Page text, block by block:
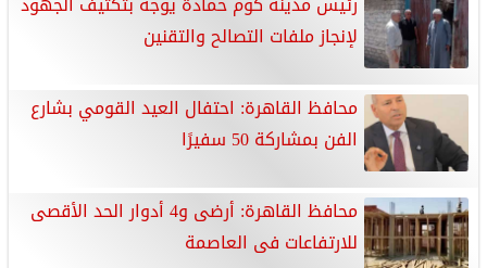
لإنجاز ملفات التصالح والتقنين
محافظ القاهرة: احتفال العيد القومي بشارع
الفن بمشاركة 50 سفيرًا
محافظ القاهرة: أرضى و4 أدوار الحد الأقصى
للارتفاعات فى العاصمة